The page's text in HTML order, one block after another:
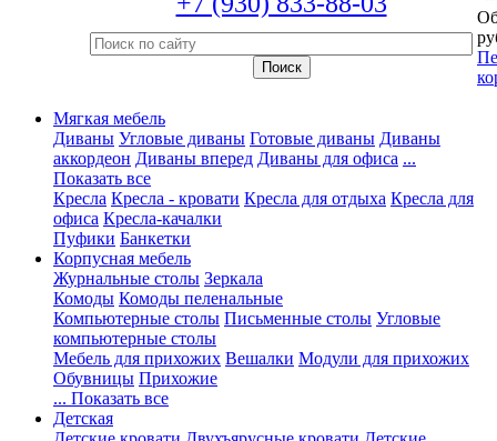
Мягкая мебель
Диваны Угловые диваны Готовые диваны Диваны
аккордеон Диваны вперед Диваны для офиса ...
Показать все
Кресла Кресла - кровати Кресла для отдыха Кресла для
офиса Кресла-качалки
Пуфики Банкетки
Корпусная мебель
Журнальные столы Зеркала
Комоды Комоды пеленальные
Компьютерные столы Письменные столы Угловые
компьютерные столы
Мебель для прихожих Вешалки Модули для прихожих
Обувницы Прихожие
... Показать все
Детская